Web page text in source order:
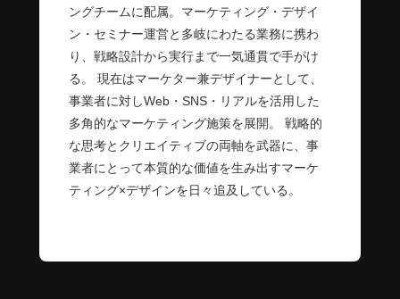
ングチームに配属。マーケティング・デザイ
ン・セミナー運営と多岐にわたる業務に携わ
り、戦略設計から実行まで一気通貫で手がけ
る。 現在はマーケター兼デザイナーとして、
事業者に対しWeb・SNS・リアルを活用した
多角的なマーケティング施策を展開。 戦略的
な思考とクリエイティブの両軸を武器に、事
業者にとって本質的な価値を生み出すマーケ
ティング×デザインを日々追及している。